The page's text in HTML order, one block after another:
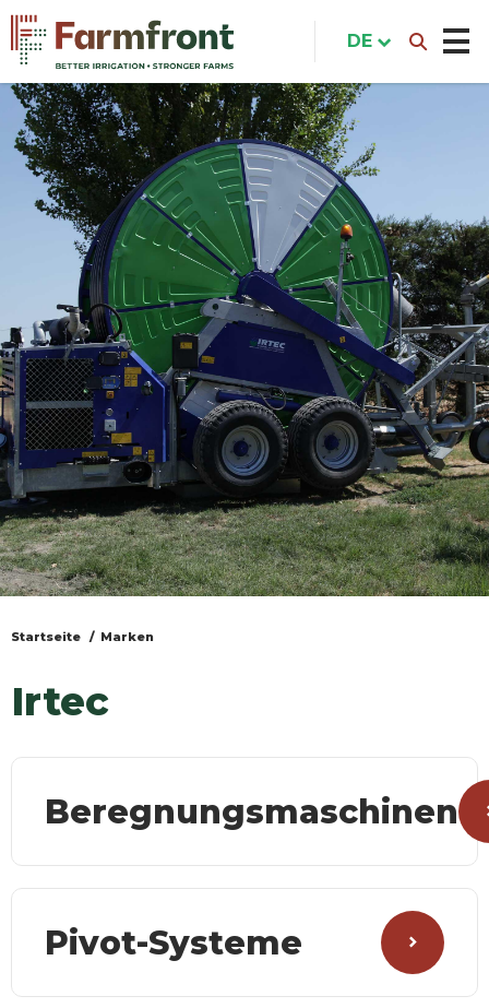
Direkt
zum
Inhalt
Sie
hier
Startseite Marken
Irtec
Beregnungsmaschinen
Pivot-Systeme
DE